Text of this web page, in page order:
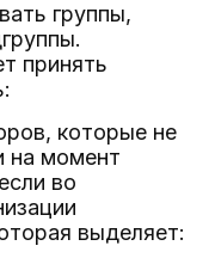
группы,
принять
которые не
на момент
во
выделяет: